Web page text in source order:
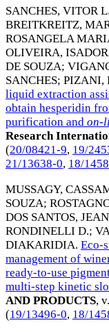
SANCHES, VITOR L.
BREITKREITZ,
ROSANGELA
OLIVEIRA,
DE SOUZA;
SANCHES; PIZANI,
liquid extraction
obtain hesperidin
purification and on-
Research
(20/08421-9, 19/
21/13638-0, 18/
MUSSAGY,
SOUZA;
DOS SANTOS,
RONDINELLI D.;
DIAKARIDIA. Eco-
management of
ready-to-use
multi-step kinetic
AND PRODUCTS,
(19/13496-0, 18/